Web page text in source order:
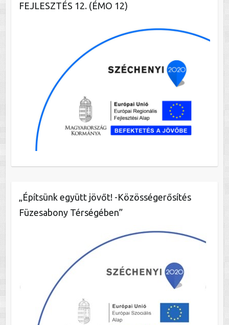
FEJLESZTÉS 12. (ÉMO 12)
„Építsünk együtt jövőt! -Közösségerősítés
Füzesabony Térségében”